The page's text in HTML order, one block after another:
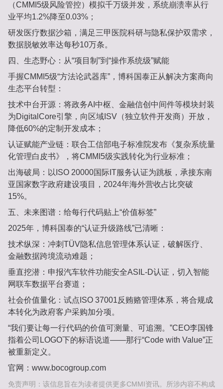
（CMMI5级风险管控）模拟千万级并发，系统崩溃率从行
业平均1.2%降至‌0.03%‌；
研发‌医疗数据沙箱‌，满足三甲医院科研与隐私保护双需求，
数据脱敏效率达‌每秒10万条‌。
四、生态野心：从“项目制”到“操作系统级”赋能‌
手握CMMI5级“方法论武器库”，博科国泰正从解决方案商向
生态平台转型：
技术中台开源‌：将政务AI中枢、金融信创中间件等模块封装
为‌DigitalCore引擎‌，向区域ISV（独立软件开发商）开放，
降低60%的定制开发成本；
认证赋能产业链‌：联合工信部电子标准院发布‌《复杂系统量
化管理白皮书》‌，将CMMI5级实践转化为行业标准；
出海破局‌：以‌ISO 20000国际IT服务认证‌为跳板，承接东南
亚国家数字政府建设项目，2024年海外营收占比突破‌
15%‌。
五、未来图谱：给每行代码贴上“价值标签”‌
2025年，博科国泰的“认证升级路线”已清晰：
技术纵深‌：冲刺‌TÜV隐私信息管理体系认证‌，破解医疗、
金融数据跨境流动难题；
垂直挖潜‌：申报‌汽车软件功能安全ASIL-D认证‌，切入智能
网联车数据平台赛道；
社会价值量化‌：试点‌ISO 37001反贿赂管理体系‌，将合规成
本转化为政府客户采购加分项。
“我们要让每一行代码的价值可测量、可追溯。”CEO李国锋
指着公司LOGO下的标语说道——那行“Code with Value”正
被重新定义。
官网：www.bocogroup.com
免责声明：该信息旨在为读者提供更多CMMI资讯。所涉内容不构成